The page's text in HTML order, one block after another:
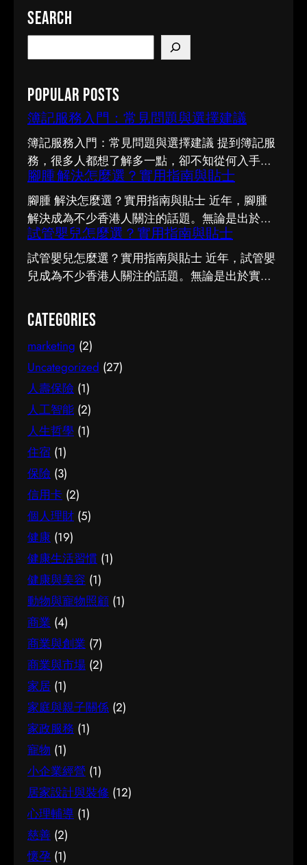
Search
e
r
c
Popular Posts
簿記服務入門：常見問題與選擇建議
簿記服務入門：常見問題與選擇建議 提到簿記服
務，很多人都想了解多一點，卻不知從何入手。
市面上資訊繁多，真假難辨。以下整理了幾個值
得留意的重點，希望能幫助你更清晰地掌握簿記
服務的相關知識。 事前要留意甚麼 在做決定之
前，有幾點值得特別留意。首先，每個人的情況
不盡相同，適合別人的未必適合自己；其次，資
訊來源是否可靠同樣關鍵。如有任何疑問，諮詢
相關範疇的專業人士，往往能得到更貼合個人需
幫你少走冤枉路：先設定清晰的目標與預算、收
集足夠的資料再比較，以及保留彈性以應對變
化。把這些習慣養成，做選擇時自然更得心應
手。 因應需要選擇 不同的情境，對簿記服務的要
求也不一樣。先想清楚自己最常遇到的情況與優
先考量，再作選擇，就能避免買了用不上、或選
了不合適的尷尬，讓每一分付出都用得其所。 如
何選擇 在考慮簿記服務時，建議從自己的實際需
要出發，比較不同選擇的特點與條件，而非單看
價錢或表面資訊。多參考可靠來源、細閱詳情，
有助找到最切合需要的方案。想進一步了解相關
資訊，可以參考簿記服務，當中有更詳細的介
紹。 簿記服務是甚麼 要真正掌握簿記服務，第一
步是建立正確的基礎認知。很多誤解往往源於資
訊不足或一知半解，因此花點時間了解它的本質
與背景，是值得的投資。 它的重要性 認真了解簿
記服務的好處顯而易見：當你清楚自己面對的選
擇與條件，便更容易避開常見的陷阱，把時間與
資源花在真正合適的地方，這也是做足功課的價
值所在。 結語 說到底，面對簿記服務，最重要的
是保持理性、做足功課，並按自己的實際情況作
判斷。願這篇文章能成為你的實用參考，讓你在
選擇時更有信心。
腳腫 解決怎麼選？實用指南與貼士
腳腫 解決怎麼選？實用指南與貼士 近年，腳腫
解決成為不少香港人關注的話題。無論是出於實
際需要還是興趣，先對它有基本認識，都有助我
們作出更明智的決定。這篇文章會從不同角度，
和大家分享關於腳腫 解決的實用資訊。 它的重要
阱，把時間與資源花在真正合適的地方，這也是
做足功課的價值所在。 事前要留意甚麼 在做決定
之前，有幾點值得特別留意。首先，每個人的情
況不盡相同，適合別人的未必適合自己；其次，
資訊來源是否可靠同樣關鍵。如有任何疑問，諮
詢相關範疇的專業人士，往往能得到更貼合個人
需要的建議。 聰明選擇的方法 幾個簡單的方法，
能幫你少走冤枉路：先設定清晰的目標與預算、
收集足夠的資料再比較，以及保留彈性以應對變
化。把這些習慣養成，做選擇時自然更得心應
手。 因應需要選擇 不同的情境，對腳腫 解決的
要求也不一樣。先想清楚自己最常遇到的情況與
優先考量，再作選擇，就能避免買了用不上、或
選了不合適的尷尬，讓每一分付出都用得其所。
如何選擇 在考慮腳腫 解決時，建議從自己的實際
需要出發，比較不同選擇的特點與條件，而非單
看價錢或表面資訊。多參考可靠來源、細閱詳
情，有助找到最切合需要的方案。想進一步了解
相關資訊，可以參考腳腫 解決，當中有更詳細的
介紹。 腳腫 解決是甚麼 要真正掌握腳腫 解決，
第一步是建立正確的基礎認知。很多誤解往往源
於資訊不足或一知半解，因此花點時間了解它的
本質與背景，是值得的投資。 總結 總括而言，了
解腳腫 解決的關鍵在於掌握足夠資訊、認清自己
的需要，並在有需要時尋求專業意見。希望這篇
分享能為你提供有用的參考，助你作出安心又合
適的決定。
試管嬰兒怎麼選？實用指南與貼士
試管嬰兒怎麼選？實用指南與貼士 近年，試管嬰
兒成為不少香港人關注的話題。無論是出於實際
作出更明智的決定。這篇文章會從不同角度，和
大家分享關於試管嬰兒的實用資訊。 它的重要性
認真了解試管嬰兒的好處顯而易見：當你清楚自
己面對的選擇與條件，便更容易避開常見的陷
阱，把時間與資源花在真正合適的地方，這也是
做足功課的價值所在。 事前要留意甚麼 在做決定
之前，有幾點值得特別留意。首先，每個人的情
況不盡相同，適合別人的未必適合自己；其次，
資訊來源是否可靠同樣關鍵。如有任何疑問，諮
詢相關範疇的專業人士，往往能得到更貼合個人
需要的建議。 聰明選擇的方法 幾個簡單的方法，
能幫你少走冤枉路：先設定清晰的目標與預算、
收集足夠的資料再比較，以及保留彈性以應對變
化。把這些習慣養成，做選擇時自然更得心應
手。 因應需要選擇 不同的情境，對試管嬰兒的要
求也不一樣。先想清楚自己最常遇到的情況與優
先考量，再作選擇，就能避免買了用不上、或選
了不合適的尷尬，讓每一分付出都用得其所。 如
何選擇 在考慮試管嬰兒時，建議從自己的實際需
要出發，比較不同選擇的特點與條件，而非單看
價錢或表面資訊。多參考可靠來源、細閱詳情，
有助找到最切合需要的方案。想進一步了解相關
資訊，可以參考試管嬰兒，當中有更詳細的介
紹。 試管嬰兒是甚麼 要真正掌握試管嬰兒，第一
步是建立正確的基礎認知。很多誤解往往源於資
訊不足或一知半解，因此花點時間了解它的本質
與背景，是值得的投資。 總結 總括而言，了解試
管嬰兒的關鍵在於掌握足夠資訊、認清自己的需
要，並在有需要時尋求專業意見。希望這篇分享
能為你提供有用的參考，助你作出安心又合適的
決定。
Categories
marketing (2)
Uncategorized (27)
人壽保險 (1)
人工智能 (2)
人生哲學 (1)
住宿 (1)
保險 (3)
信用卡 (2)
個人理財 (5)
健康 (19)
健康生活習慣 (1)
健康與美容 (1)
動物與寵物照顧 (1)
商業 (4)
商業與創業 (7)
商業與市場 (2)
家居 (1)
家庭與親子關係 (2)
家政服務 (1)
寵物 (1)
小企業經營 (1)
居家設計與裝修 (12)
心理輔導 (1)
慈善 (2)
懷孕 (1)